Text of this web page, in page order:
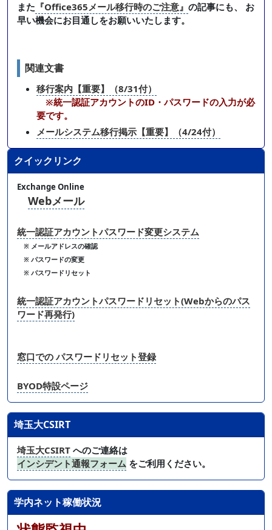
また 『Office365メール移行時のご注意』 の記事にも、 お
早い機会にお目通しをお願いいたします。
関連文書
移行案内【重要】（8/31付）
※統一認証アカウントのID・パスワードの入力が必
要です。
メールシステム移行掲示【重要】（4/24付）
クイックリンク
Exchange Online
Webメール
統一認証アカウントパスワード変更システム
※ メールアドレスの確認
※ パスワードの変更
※ パスワードリセット
統一認証アカウントパスワードリセット(Webからのパス
ワード再発行)
窓口での パスワードリセット登録
BYOD特設ページ
埼玉大CSIRT
埼玉大CSIRT へのご連絡は
インシデント通報フォーム をご利用ください。
学内ネット稼働状況